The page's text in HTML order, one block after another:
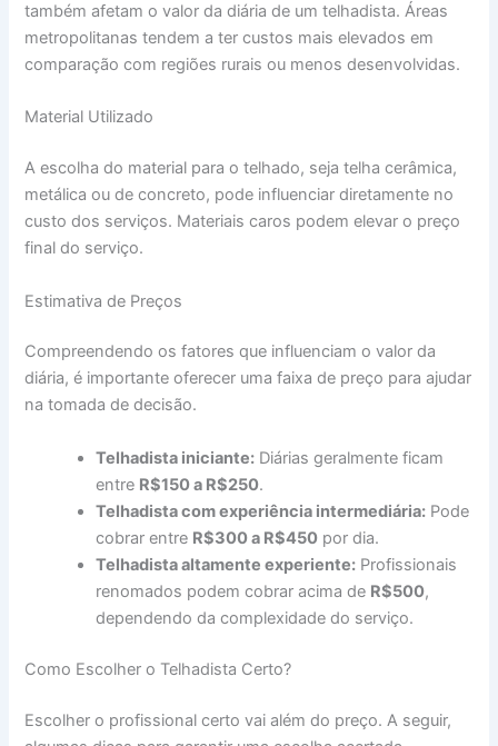
também afetam o valor da diária de um telhadista. Áreas
metropolitanas tendem a ter custos mais elevados em
comparação com regiões rurais ou menos desenvolvidas.
Material Utilizado
A escolha do material para o telhado, seja telha cerâmica,
metálica ou de concreto, pode influenciar diretamente no
custo dos serviços. Materiais caros podem elevar o preço
final do serviço.
Estimativa de Preços
Compreendendo os fatores que influenciam o valor da
diária, é importante oferecer uma faixa de preço para ajudar
na tomada de decisão.
Telhadista iniciante: Diárias geralmente ficam
entre R$150 a R$250.
Telhadista com experiência intermediária: Pode
cobrar entre R$300 a R$450 por dia.
Telhadista altamente experiente: Profissionais
renomados podem cobrar acima de R$500,
dependendo da complexidade do serviço.
Como Escolher o Telhadista Certo?
Escolher o profissional certo vai além do preço. A seguir,